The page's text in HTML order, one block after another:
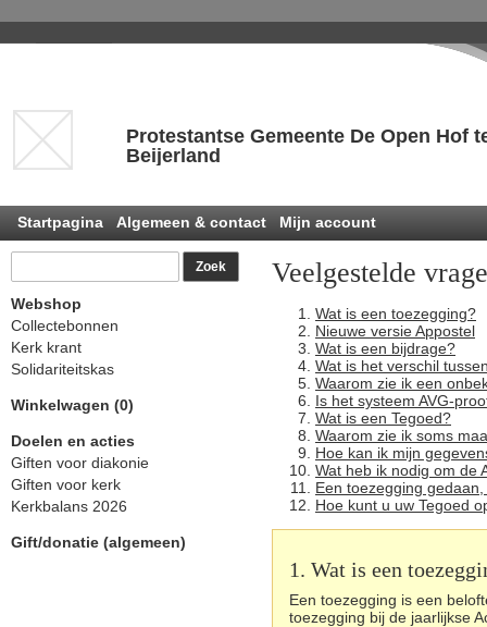
Protestantse Gemeente De Open Hof
Beijerland
Startpagina Algemeen & contact Mijn account
Veelgestelde
Wat is een toezegging?
Nieuwe versie Appostel
Wat is een bijdrage?
Wat is het verschil
Waarom zie ik een
Is het systeem AVG-
Wat is een Tegoed?
Waarom zie ik soms
Hoe kan ik mijn
Wat heb ik nodig om de
Een toezegging
Hoe kunt u uw Tegoed
1. Wat is een
Een toezegging is een
toezegging bij de jaarlijkse
Webshop
Collectebonnen
Kerk krant
Solidariteitskas
Winkelwagen (0)
Doelen en acties
Giften voor diakonie
Giften voor kerk
Kerkbalans 2026
Gift/donatie (algemeen)